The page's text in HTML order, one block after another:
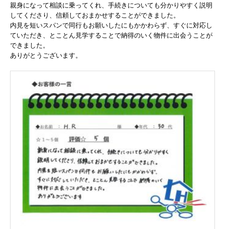
親身になって相談に乗ってくれ、手続きについても分かりやすく説明
してくださり、信頼しておまかせすることができました。
内見を短いスパンで同行もお願いしたにもかかわらず、すぐに対応し
ていただき、とことん見学することで納得のいく物件に出会うことが
できました。
ありがとうございます。